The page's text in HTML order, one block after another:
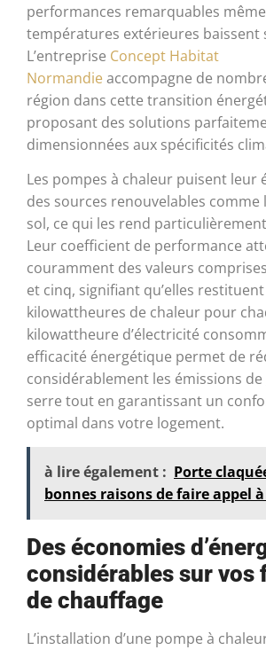
performances remarquables
températures extérieures baissent
L’entreprise Concept Habitat
Normandieaccompagne de
région dans cette transition
proposant des solutions
dimensionnées aux spécificités
Les pompes à chaleur puisent leur
des sources renouvelables comme
sol, ce qui les rend
Leur coefficient de performance
couramment des valeurs
et cinq, signifiant qu’elles
kilowattheures de chaleur pour
kilowattheure d’électricité
efficacité énergétique permet de
considérablement les émissions de
serre tout en garantissant un
optimal dans votre logement.
à lire également : Porte
bonnes raisons de faire appel
Des économies
considérables sur vos
de chauffage
L’installation d’une pompe à